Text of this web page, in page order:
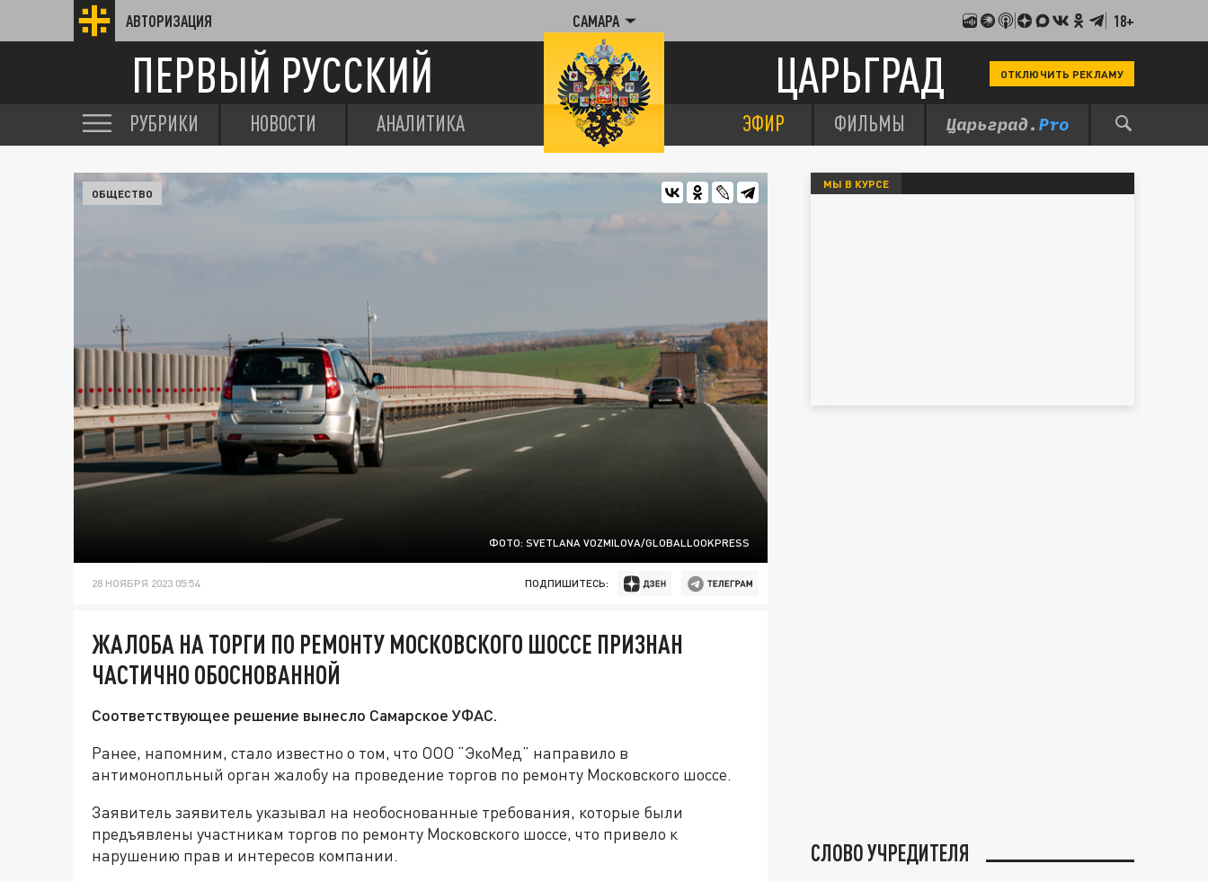
АВТОРИЗАЦИЯ САМАРА 18+
ПЕРВЫЙ РУССКИЙ ЦАРЬГРАД ОТКЛЮЧИТЬ РЕКЛАМУ
РУБРИКИ НОВОСТИ АНАЛИТИКА ЭФИР ФИЛЬМЫ
ФОТО: SVETLANA VOZMILOVA/GLOBALLOOKPRESS
ОБЩЕСТВО
28 НОЯБРЯ 2023 05:54 ПОДПИШИТЕСЬ:
ЖАЛОБА НА ТОРГИ ПО РЕМОНТУ МОСКОВСКОГО ШОССЕ ПРИЗНАН
ЧАСТИЧНО ОБОСНОВАННОЙ
Соответствующее решение вынесло Самарское УФАС.
Ранее, напомним, стало известно о том, что ООО “ЭкоМед” направило в
антимонопльный орган жалобу на проведение торгов по ремонту Московского шоссе.
Заявитель заявитель указывал на необоснованные требования, которые были
предъявлены участникам торгов по ремонту Московского шоссе, что привело к
нарушению прав и интересов компании.
МЫ В КУРСЕ
СЛОВО УЧРЕДИТЕЛЯ